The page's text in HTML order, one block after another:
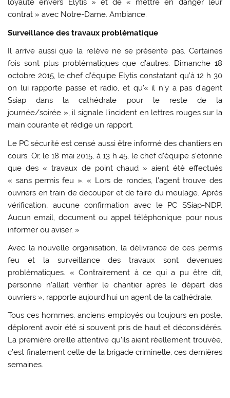
loyauté envers Elytis » et de « mettre en danger leur
contrat » avec Notre-Dame. Ambiance.
Surveillance des travaux problématique
Il arrive aussi que la relève ne se présente pas. Certaines
fois sont plus problématiques que d’autres. Dimanche 18
octobre 2015, le chef d’équipe Elytis constatant qu’à 12 h 30
on lui rapporte passe et radio, et qu’« il n’y a pas d’agent
Ssiap dans la cathédrale pour le reste de la
journée/soirée », il signale l’incident en lettres rouges sur la
main courante et rédige un rapport.
Le PC sécurité est censé aussi être informé des chantiers en
cours. Or, le 18 mai 2015, à 13 h 45, le chef d’équipe s’étonne
que des « travaux de point chaud » aient été effectués
« sans permis feu ». « Lors de rondes, l’agent trouve des
ouvriers en train de découper et de faire du meulage. Après
vérification, aucune confirmation avec le PC SSiap-NDP.
Aucun email, document ou appel téléphonique pour nous
informer ou aviser. »
Avec la nouvelle organisation, la délivrance de ces permis
feu et la surveillance des travaux sont devenues
problématiques. « Contrairement à ce qui a pu être dit,
personne n’allait vérifier le chantier après le départ des
ouvriers », rapporte aujourd’hui un agent de la cathédrale.
Tous ces hommes, anciens employés ou toujours en poste,
déplorent avoir été si souvent pris de haut et déconsidérés.
La première oreille attentive qu’ils aient réellement trouvée,
c’est finalement celle de la brigade criminelle, ces dernières
semaines.